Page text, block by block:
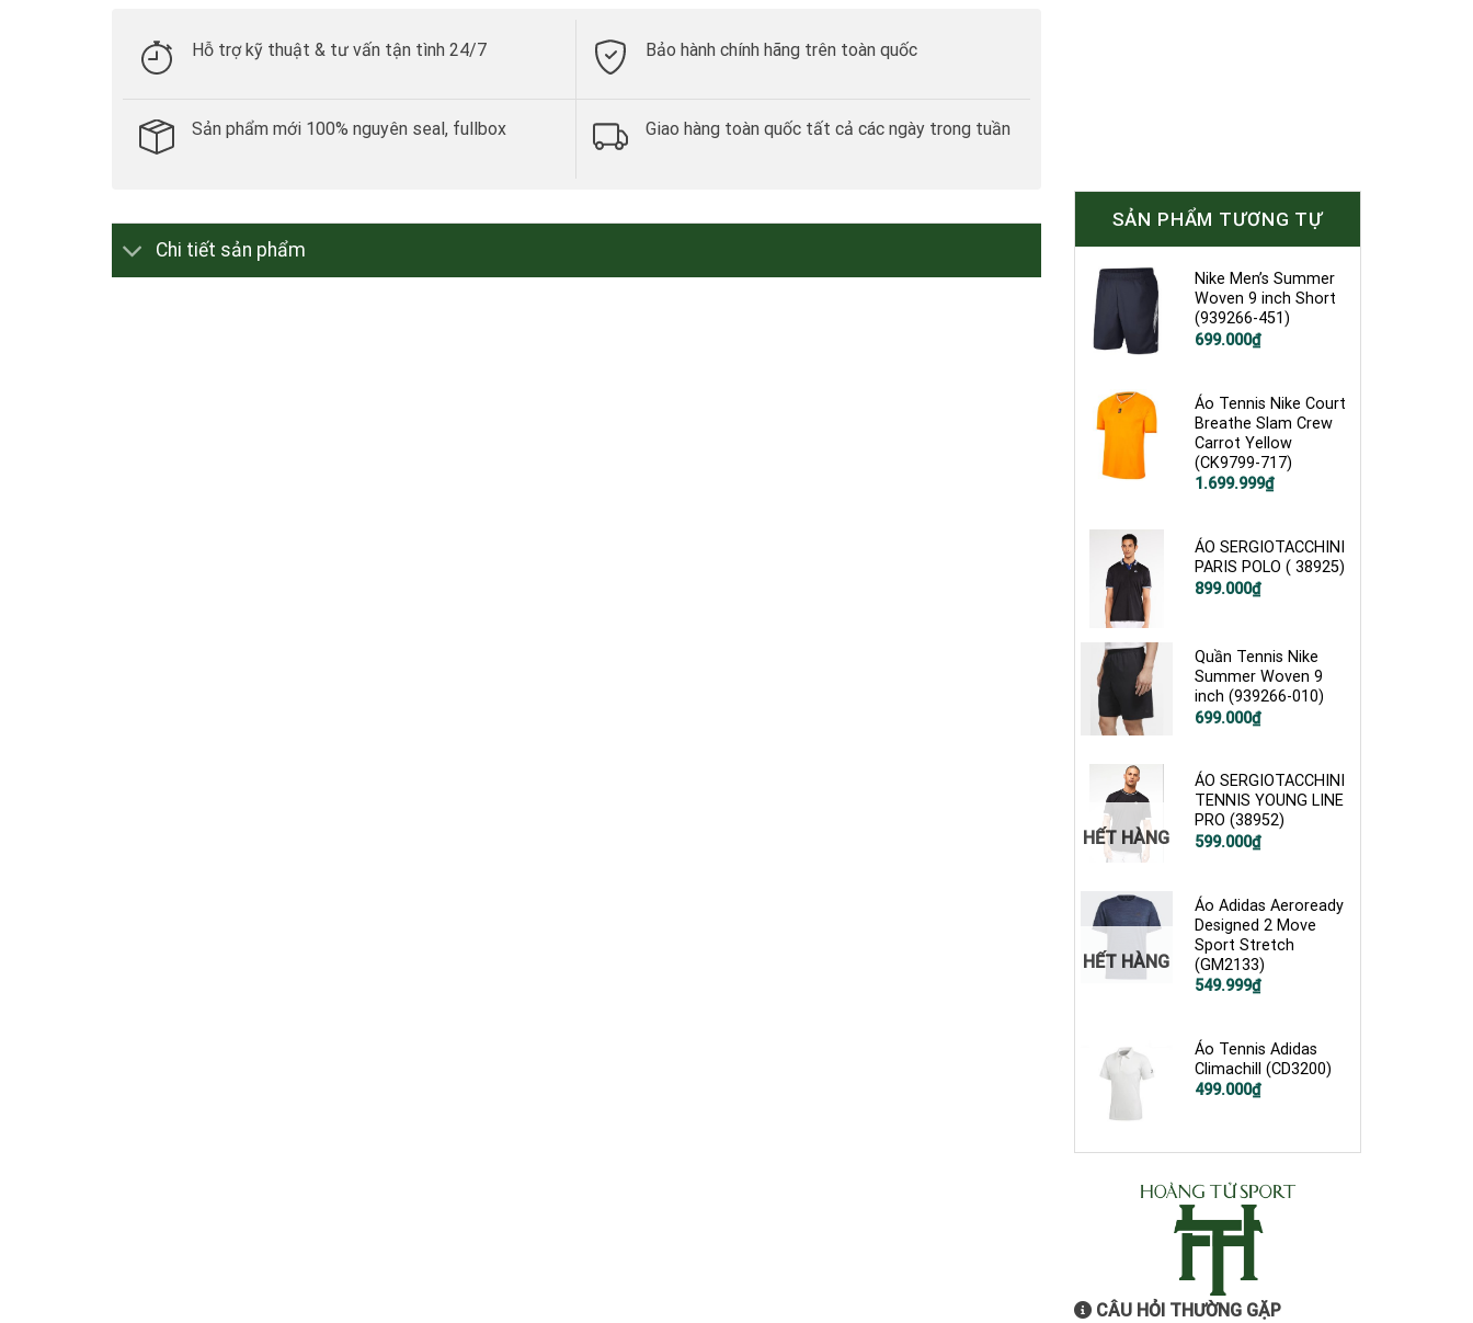
Hỗ trợ kỹ thuật & tư vấn tận tình 24/7 Bảo hành chính hãng trên toàn quốc
Sản phẩm mới 100% nguyên seal, fullbox Giao hàng toàn quốc tất cả các ngày trong tuần
Chi tiết sản phẩm
SẢN PHẨM TƯƠNG TỰ
Nike Men’s Summer
Woven 9 inch Short
(939266-451)
Giá
699.000₫
Giá
699.000₫.
Áo Tennis Nike Court
Breathe Slam Crew
Carrot Yellow
(CK9799-717)
Giá
1.699.999₫
Giá
1.699.999₫.
ÁO SERGIOTACCHINI
PARIS POLO ( 38925)
899.000₫
Quần Tennis Nike
Summer Woven 9
inch (939266-010)
Giá
699.000₫
Giá
699.000₫.
HẾT HÀNG
ÁO SERGIOTACCHINI
TENNIS YOUNG LINE
PRO (38952)
Giá
599.000₫
Giá
599.000₫.
HẾT HÀNG
Áo Adidas Aeroready
Designed 2 Move
Sport Stretch
(GM2133)
Giá
549.999₫
Giá
549.999₫.
Áo Tennis Adidas
Climachill (CD3200)
Giá
499.000₫
Giá
499.000₫.
CÂU HỎI THƯỜNG GẶP